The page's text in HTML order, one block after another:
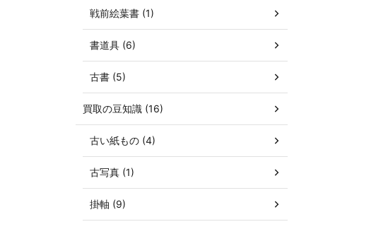
戦前絵葉書 (1)
書道具 (6)
古書 (5)
買取の豆知識 (16)
古い紙もの (4)
古写真 (1)
掛軸 (9)